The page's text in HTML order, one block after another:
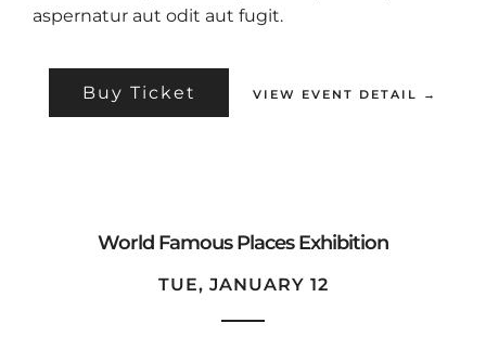
aspernatur aut odit aut fugit.
Buy Ticket VIEW EVENT DETAIL →
World Famous Places Exhibition
TUE, JANUARY 12